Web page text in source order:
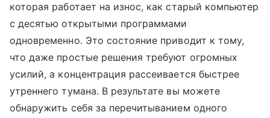
которая работает на износ, как старый компьютер
с десятью открытыми программами
одновременно. Это состояние приводит к тому,
что даже простые решения требуют огромных
усилий, а концентрация рассеивается быстрее
утреннего тумана. В результате вы можете
обнаружить себя за перечитыванием одного